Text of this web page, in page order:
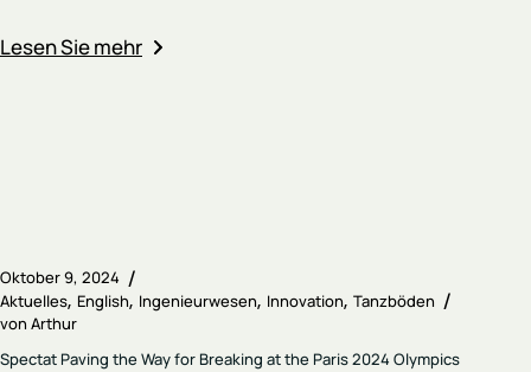
Lesen Sie mehr
Oktober 9, 2024
Aktuelles English Ingenieurwesen Innovation Tanzböden
von Arthur
Spectat Paving the Way for Breaking at the Paris 2024 Olympics